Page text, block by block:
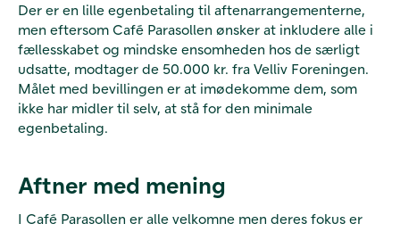
Der er en lille egenbetaling til aftenarrangementerne,
men eftersom Café Parasollen ønsker at inkludere alle i
fællesskabet og mindske ensomheden hos de særligt
udsatte, modtager de 50.000 kr. fra Velliv Foreningen.
Målet med bevillingen er at imødekomme dem, som
ikke har midler til selv, at stå for den minimale
egenbetaling.
Aftner med mening
I Café Parasollen er alle velkomne men deres fokus er